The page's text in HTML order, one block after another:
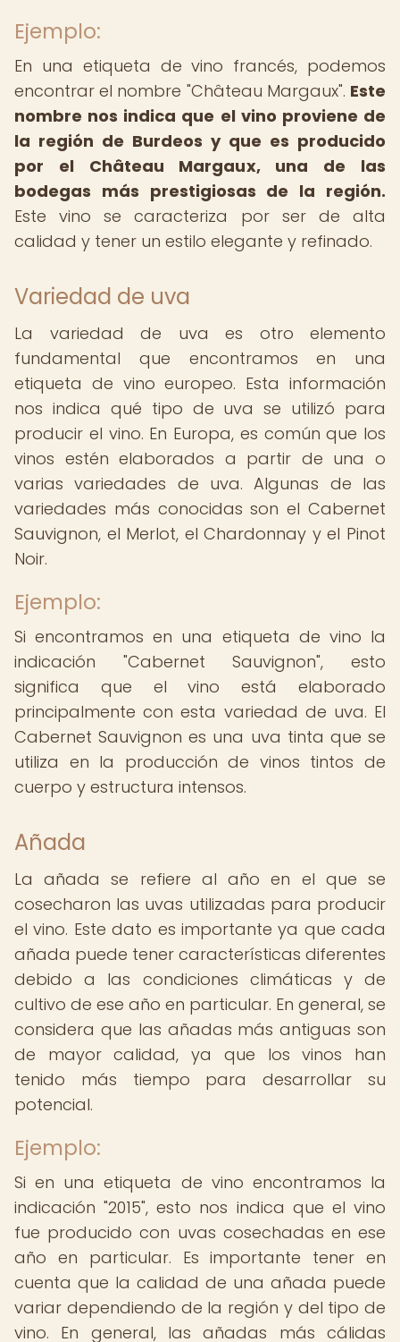
Ejemplo:
En una etiqueta de vino francés, podemos
encontrar el nombre "Château Margaux". Este
nombre nos indica que el vino proviene de
la región de Burdeos y que es producido
por el Château Margaux, una de las
bodegas más prestigiosas de la región.
Este vino se caracteriza por ser de alta
calidad y tener un estilo elegante y refinado.
Variedad de uva
La variedad de uva es otro elemento
fundamental que encontramos en una
etiqueta de vino europeo. Esta información
nos indica qué tipo de uva se utilizó para
producir el vino. En Europa, es común que los
vinos estén elaborados a partir de una o
varias variedades de uva. Algunas de las
variedades más conocidas son el Cabernet
Sauvignon, el Merlot, el Chardonnay y el Pinot
Noir.
Ejemplo:
Si encontramos en una etiqueta de vino la
indicación "Cabernet Sauvignon", esto
significa que el vino está elaborado
principalmente con esta variedad de uva. El
Cabernet Sauvignon es una uva tinta que se
utiliza en la producción de vinos tintos de
cuerpo y estructura intensos.
Añada
La añada se refiere al año en el que se
cosecharon las uvas utilizadas para producir
el vino. Este dato es importante ya que cada
añada puede tener características diferentes
debido a las condiciones climáticas y de
cultivo de ese año en particular. En general, se
considera que las añadas más antiguas son
de mayor calidad, ya que los vinos han
tenido más tiempo para desarrollar su
potencial.
Ejemplo:
Si en una etiqueta de vino encontramos la
indicación "2015", esto nos indica que el vino
fue producido con uvas cosechadas en ese
año en particular. Es importante tener en
cuenta que la calidad de una añada puede
variar dependiendo de la región y del tipo de
vino. En general, las añadas más cálidas